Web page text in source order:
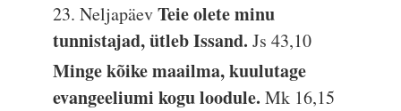
23. NeljapäevTeie olete minu
tunnistajad, ütleb Issand.Js 43,10
Minge kõike maailma, kuulutage
evangeeliumi kogu loodule.Mk 16,15